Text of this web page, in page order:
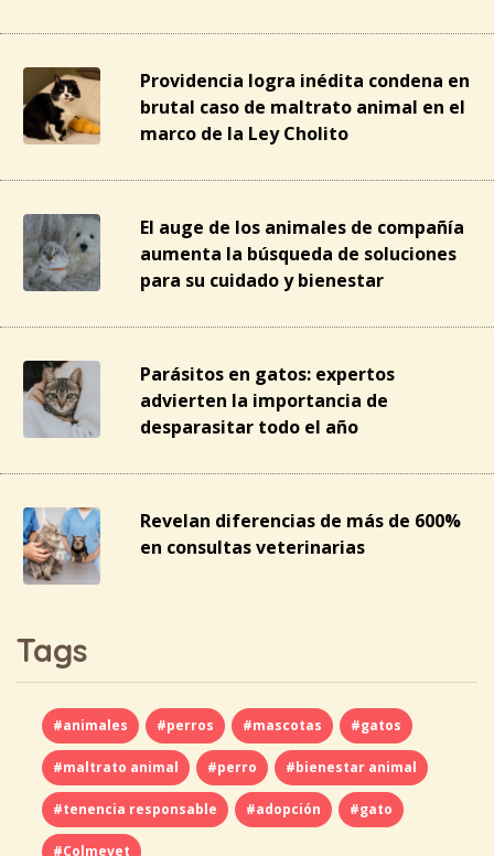
Providencia logra inédita condena en
brutal caso de maltrato animal en el
marco de la Ley Cholito
El auge de los animales de compañía
aumenta la búsqueda de soluciones
para su cuidado y bienestar
Parásitos en gatos: expertos
advierten la importancia de
desparasitar todo el año
Revelan diferencias de más de 600%
en consultas veterinarias
Tags
#animales #perros #mascotas #gatos
#maltrato animal #perro #bienestar animal
#tenencia responsable #adopción #gato
#Colmevet